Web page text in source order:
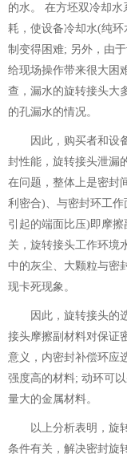
的水。 在方坯双冷却
耗，使设备冷却水(纯
制变得困难; 另外，由
给现场操作带来很大困
查，漏水的旋转接头大
的孔漏水的情况。
因此，购买者和设备
封性能，旋转接头泄漏
在问题，整体上是密封
利密合)、与密封环工
引起的端面比压)即摩
关，旋转接头工作环境
中的灰尘、大颗粒与密
现卡死现象。
因此，旋转接头的选
接头摩擦副材料对保证
意义，内密封补偿环应
强度高的材料; 动环可
量大的金属材料。
以上分析表明，旋转
条件有关，解决密封旋